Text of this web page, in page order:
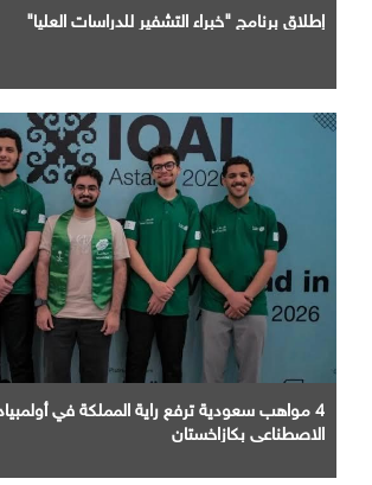
إطلاق برنامج "خبراء التشفير للدراسات العليا"
4 مواهب سعودية ترفع راية المملكة في
الاصطناعي بكازاخستان